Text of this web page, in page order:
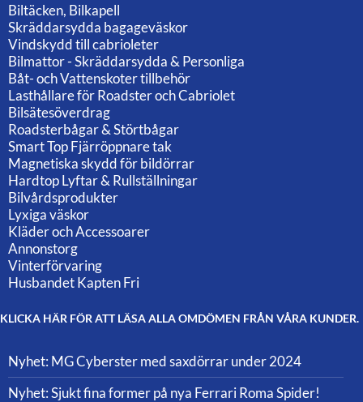
Biltäcken, Bilkapell
Skräddarsydda bagageväskor
Vindskydd till cabrioleter
Bilmattor - Skräddarsydda & Personliga
Båt- och Vattenskoter tillbehör
Lasthållare för Roadster och Cabriolet
Bilsätesöverdrag
Roadsterbågar & Störtbågar
Smart Top Fjärröppnare tak
Magnetiska skydd för bildörrar
Hardtop Lyftar & Rullställningar
Bilvårdsprodukter
Lyxiga väskor
Kläder och Accessoarer
Annonstorg
Vinterförvaring
Husbandet Kapten Fri
KLICKA HÄR FÖR ATT LÄSA ALLA OMDÖMEN FRÅN VÅRA KUNDER.
Nyhet: MG Cyberster med saxdörrar under 2024
Nyhet: Sjukt fina former på nya Ferrari Roma Spider!